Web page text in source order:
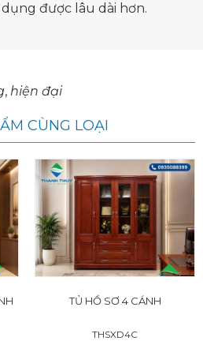
được lâu dài hơn.
, hiện đại
CÙNG LOẠI
TỦ HỒ SƠ 4 CÁNH
THSXD4C